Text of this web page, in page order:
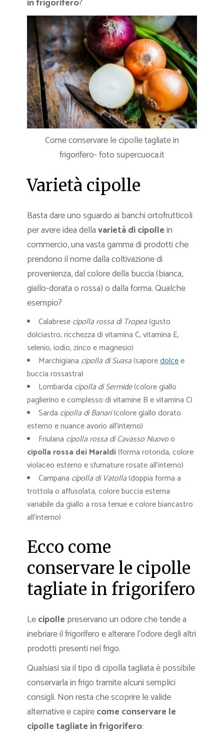
Come conservare le cipolle tagliate in
frigorifero- foto supercuoca.it
Varietà cipolle
Basta dare uno sguardo ai banchi ortofrutticoli
per avere idea dellavarietà di cipollein
commercio, una vasta gamma di prodotti che
prendono il nome dalla coltivazione di
provenienza, dal colore della buccia (bianca,
giallo-dorata o rossa) o dalla forma. Qualche
esempio?
Calabresecipolla rossa di Tropea(gusto
dolciastro, ricchezza di vitamina C, vitamina E,
selenio, iodio, zinco e magnesio)
Marchigiana cipolla di Suasa(saporedolcee
buccia rossastra)
Lombarda cipolla di Sermide(colore giallo
paglierino e complesso di vitamine B e vitamina C)
Sarda cipolla di Banari(colore giallo dorato
esterno e nuance avorio all’interno)
Friulana cipolla rossa di Cavasso Nuovoo
cipolla rossa dei Maraldi(forma rotonda, colore
violaceo esterno e sfumature rosate all’interno)
Campana cipolla di Vatolla(doppia forma a
trottola o affusolata, colore buccia esterna
variabile da giallo a rosa tenue e colore biancastro
all’interno)
Ecco come
conservare le cipolle
tagliate in frigorifero
Lecipolle preservano un odore che tende a
inebriare il frigorifero e alterare l’odore degli altri
prodotti presenti nel frigo.
Qualsiasi sia il tipo di cipolla tagliata è possibile
conservarla in frigo tramite alcuni semplici
consigli. Non resta che scoprire le valide
alternative e capirecome conservare le
cipolle tagliate in frigorifero: